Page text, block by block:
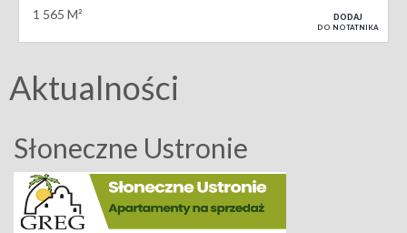
1 565 M² DODAJ
DO NOTATNIKA
Aktualności
Słoneczne Ustronie